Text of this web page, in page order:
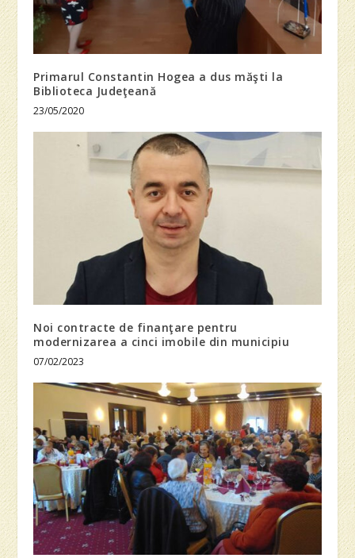
Primarul Constantin Hogea a dus măşti la
Biblioteca Judeţeană
23/05/2020
Noi contracte de finanţare pentru
modernizarea a cinci imobile din municipiu
07/02/2023